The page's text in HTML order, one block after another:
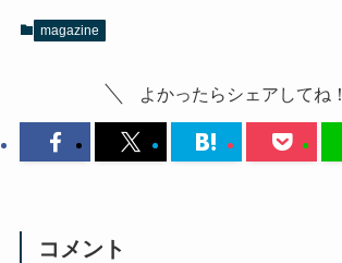
magazine
よかったらシェアしてね！
コメント